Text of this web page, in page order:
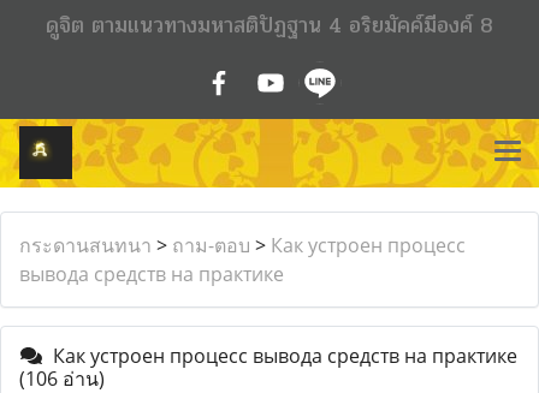
ดูจิต ตามแนวทางมหาสติปัฏฐาน 4 อริยมัคค์มีองค์ 8
กระดานสนทนา > ถาม-ตอบ > Как устроен процесс
вывода средств на практике
Как устроен процесс вывода средств на практике
(106 อ่าน)